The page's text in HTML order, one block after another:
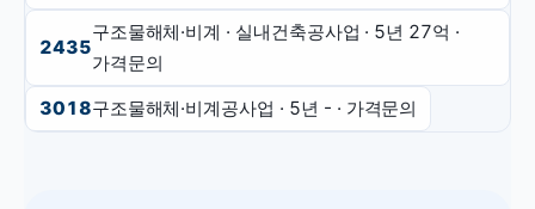
2435
구조물해체·비계 · 실내건축공사업 · 5년 27억 ·
가격문의
3018구조물해체·비계공사업 · 5년 - · 가격문의